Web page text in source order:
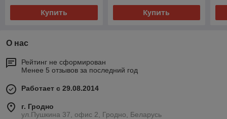
Купить Купить
О нас
Рейтинг не сформирован
Менее 5 отзывов за последний год
Работает с 29.08.2014
г. Гродно
ул.Пушкина 37, офис 2, Гродно, Беларусь